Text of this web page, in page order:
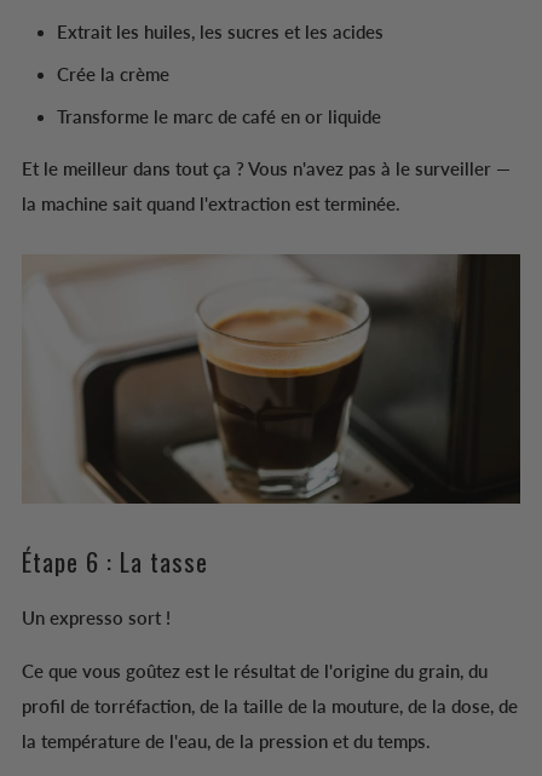
Extrait les huiles, les sucres et les acides
Crée la crème
Transforme le marc de café en or liquide
Et le meilleur dans tout ça ? Vous n'avez pas à le surveiller —
la machine sait quand l'extraction est terminée.
Étape 6 : La tasse
Un expresso sort !
Ce que vous goûtez est le résultat de l'origine du grain, du
profil de torréfaction, de la taille de la mouture, de la dose, de
la température de l'eau, de la pression et du temps.